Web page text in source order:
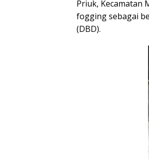
Priuk, Kecamatan
fogging sebagai
(DBD).